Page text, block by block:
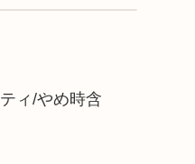
ィ/やめ時含